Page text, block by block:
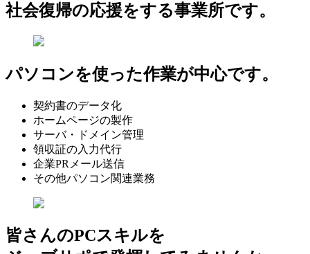
社会復帰の応援をする事業所です。
パソコンを使った作業が中心です。
契約書のデータ化
ホームページの製作
サーバ・ドメイン管理
領収証の入力代行
企業PRメール送信
その他パソコン関連業務
皆さんのPCスキルを